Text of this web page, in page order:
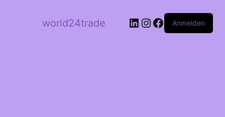
world24trade LinkedIn
Instagram
Facebook
Anmelden